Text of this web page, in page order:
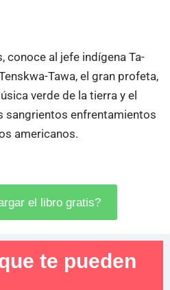
conoce al jefe indígena Ta-
Tawa, el gran profeta,
verde de la tierra y el
sangrientos enfrentamientos
americanos.
el libro gratis?
te pueden